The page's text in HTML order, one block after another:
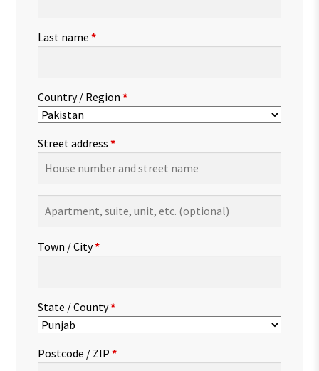
Last name *
Country / Region *
Street address *
suite,
etc.(optional)
Town / City*
State / County*
Postcode / ZIP *